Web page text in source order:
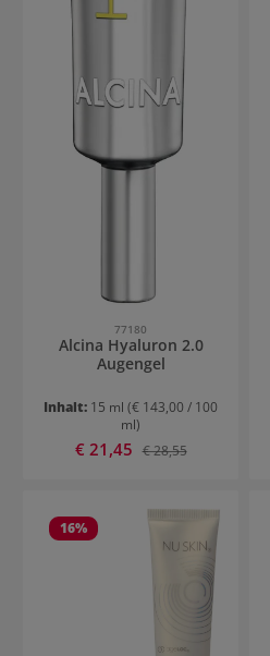
77180
Alcina Hyaluron 2.0
Augengel
Inhalt: 15 ml (€ 143,00 / 100
ml)
Verkaufspreis:
€ 21,45 Regulärer Preis:
€ 28,55
16%